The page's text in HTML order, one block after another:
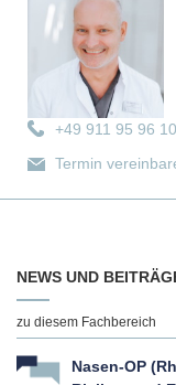
+49 911 95 96 10
Termin
NEWS UND
zu diesem Fachbereich
Nasen-OP